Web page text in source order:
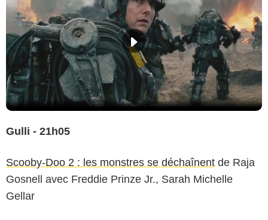
Gulli - 21h05
Scooby-Doo 2 : les monstres se déchaînent de Raja
Gosnell avec Freddie Prinze Jr., Sarah Michelle
Gellar